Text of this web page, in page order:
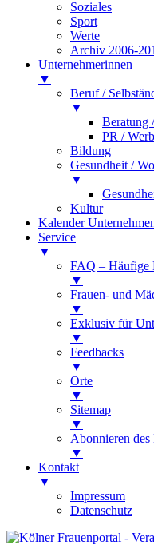
Soziales
Sport
Werte
Archiv 2006-
Unternehmerinnen
▼
Beruf /
▼
Beratung
PR /
Bildung
Gesundheit /
▼
Kultur
Kalender
Service
▼
FAQ – Häufige
▼
Frauen- und
▼
Exklusiv für
▼
Feedbacks
▼
Orte
▼
Sitemap
▼
Abonnieren des
▼
Kontakt
▼
Impressum
Datenschutz